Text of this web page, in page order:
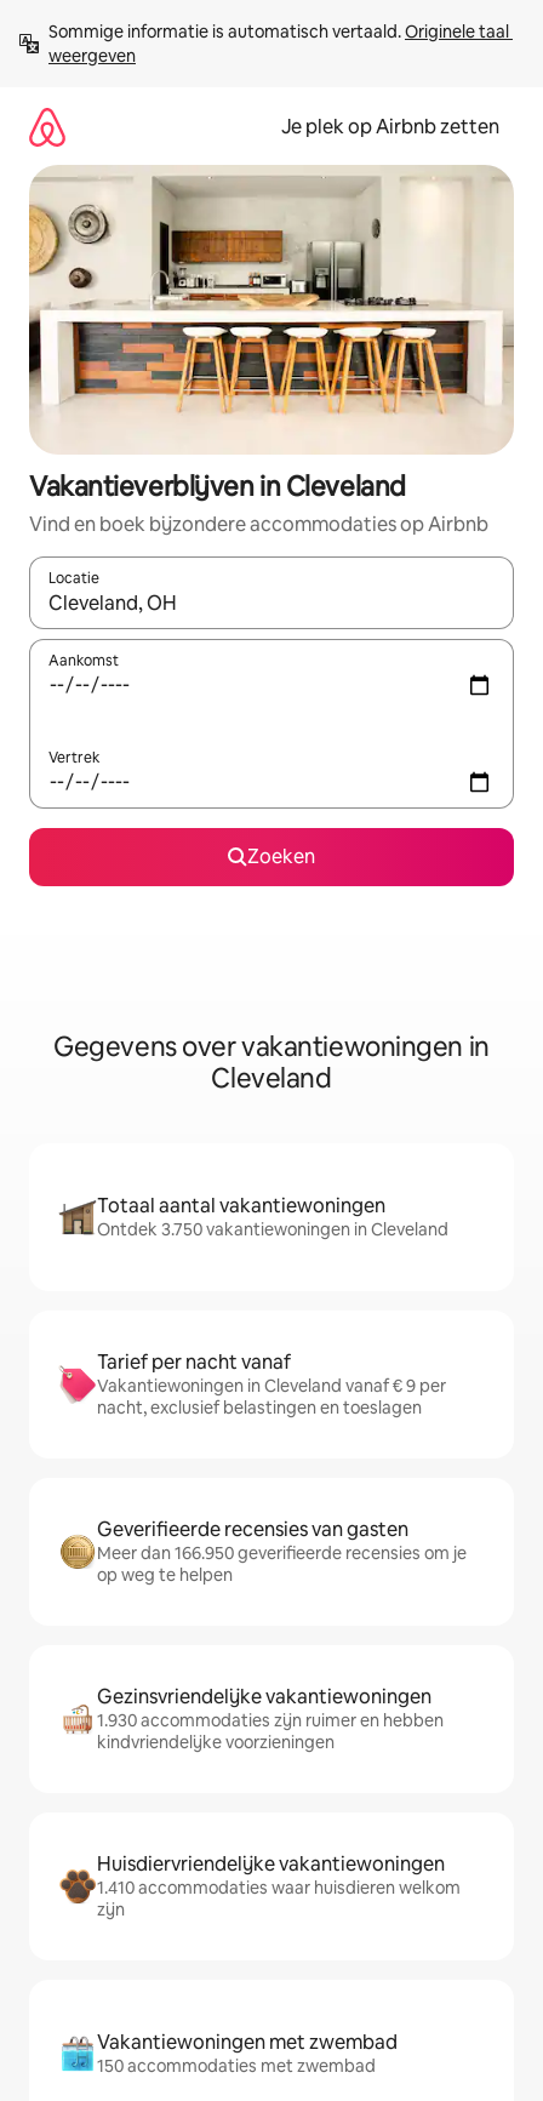
direct
naar
Sommige informatie is automatisch vertaald. Originele taal
weergeven
Je plek op Airbnb zetten
Vakantieverblijven in Cleveland
Vind en boek bijzondere accommodaties op Airbnb
Locatie
Wanneer er resultaten beschikbaar zijn, maak je een keuze
Aankomst
Vertrek
Zoeken
Gegevens over vakantiewoningen in
Cleveland
Totaal aantal vakantiewoningen
Ontdek 3.750 vakantiewoningen in Cleveland
Tarief per nacht vanaf
Vakantiewoningen in Cleveland vanaf € 9 per
nacht, exclusief belastingen en toeslagen
Geverifieerde recensies van gasten
Meer dan 166.950 geverifieerde recensies om je
op weg te helpen
Gezinsvriendelijke vakantiewoningen
1.930 accommodaties zijn ruimer en hebben
kindvriendelijke voorzieningen
Huisdiervriendelijke vakantiewoningen
1.410 accommodaties waar huisdieren welkom
zijn
Vakantiewoningen met zwembad
150 accommodaties met zwembad